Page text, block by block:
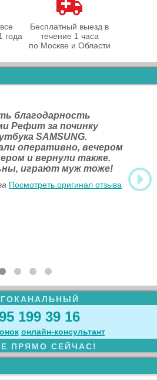
года
Бесплатный выезд в
течение 1 часа
по Москве и Области
благодарность
Рефит за починку
SAMSUNG.
оперативно, вечером
и вернули также.
играют муж тоже!
Посмотреть оригинал отзыва
199 39 16
онлайн‑консультант
ПРЯМО СЕЙЧАС!